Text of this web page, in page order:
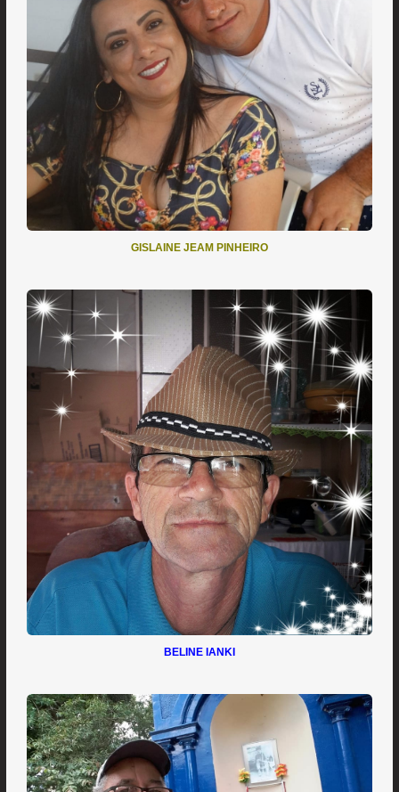
GISLAINE JEAM PINHEIRO
BELINE IANKI